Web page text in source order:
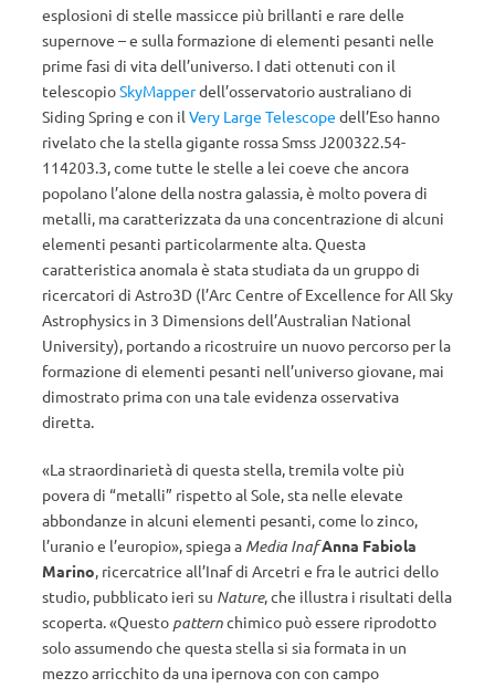
esplosioni di stelle massicce più brillanti e rare delle
supernove – e sulla formazione di elementi pesanti nelle
prime fasi di vita dell’universo. I dati ottenuti con il
telescopioSkyMapperdell’osservatorio australiano di
Siding Spring e con il Very Large Telescope dell’Eso hanno
rivelato che lastella gigante rossa Smss J200322.54-
114203.3,come tutte le stelle a lei coeve che ancora
popolano l’alone della nostra galassia, è molto povera di
metalli, ma caratterizzata da una concentrazione di alcuni
elementi pesanti particolarmente alta.Questa
caratteristica anomala è stata studiata da un gruppo di
ricercatori di Astro3D (l’Arc Centre of Excellence for All Sky
Astrophysics in 3 Dimensionsdell’Australian National
University), portando a ricostruire un nuovo percorso per la
formazione di elementi pesanti nell’universo giovane, mai
dimostrato prima con una tale evidenza osservativa
diretta.
«La straordinarietà di questa stella, tremila volte più
povera di “metalli” rispetto al Sole, sta nelle elevate
abbondanze in alcuni elementi pesanti, come lo zinco,
l’uranio e l’europio», spiega a Media InafAnna Fabiola
Marino, ricercatrice all’Inaf di Arcetri e fra le autrici dello
studio, pubblicato ieri su Nature, che illustra i risultati della
scoperta. «Questo patternchimico può essere riprodotto
solo assumendo che questa stella si sia formata in un
mezzo arricchito da una ipernova con con campo